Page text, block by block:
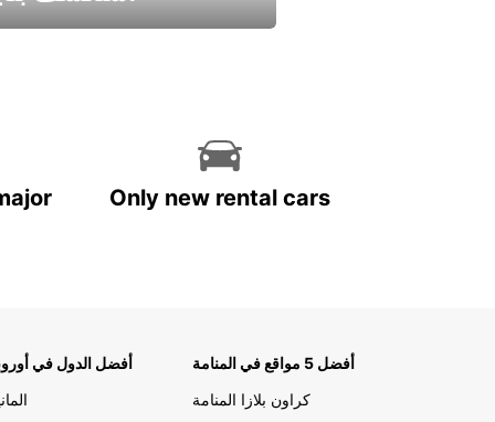
Only new rental cars
أفضل الدول في
أفضل 5 مواقع في المنامة
كراون بلازا المنامة